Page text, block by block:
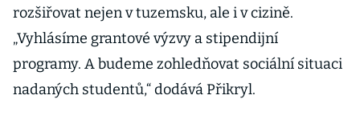
rozšiřovat nejen v tuzemsku, ale i v cizině.
„Vyhlásíme grantové výzvy a stipendijní
programy. A budeme zohledňovat sociální situaci
nadaných studentů,“ dodává Přikryl.